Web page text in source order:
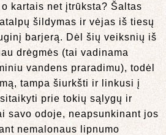
kartais net įtrūksta? Šaltas
šildymas ir vėjas iš tiesų
barjerą. Dėl šių veiksnių iš
drėgmės (tai vadinama
vandens praradimu), todėl
tampa šiurkšti ir linkusi į
prie tokių sąlygų ir
savo odoje, neapsunkinant jos
nemalonaus lipnumo